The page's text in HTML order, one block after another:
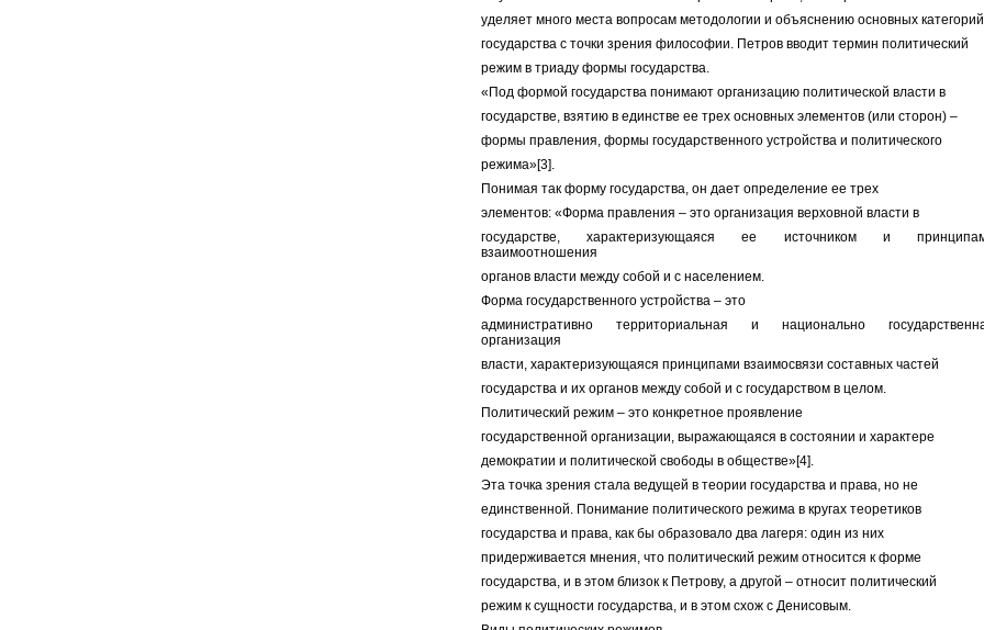
уделяет много места вопросам методологии и объяснению основных категорий
государства с точки зрения философии. Петров вводит термин политический
режим в триаду формы государства.
«Под формой государства понимают организацию политической власти в
государстве, взятию в единстве ее трех основных элементов (или сторон) –
формы правления, формы государственного устройства и политического
режима»[3].
Понимая так форму государства, он дает определение ее трех
элементов: «Форма правления – это организация верховной власти в
государстве, характеризующаяся ее источником и
взаимоотношения
органов власти между собой и с населением.
Форма государственного устройства – это
административно территориальная и национально
организация
власти, характеризующаяся принципами взаимосвязи составных частей
государства и их органов между собой и с государством в целом.
Политический режим – это конкретное проявление
государственной организации, выражающаяся в состоянии и характере
демократии и политической свободы в обществе»[4].
Эта точка зрения стала ведущей в теории государства и права, но не
единственной. Понимание политического режима в кругах теоретиков
государства и права, как бы образовало два лагеря: один из них
придерживается мнения, что политический режим относится к форме
государства, и в этом близок к Петрову, а другой – относит политический
режим к сущности государства, и в этом схож с Денисовым.